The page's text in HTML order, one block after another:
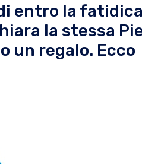
entro la
la stessa
un regalo. Ecco